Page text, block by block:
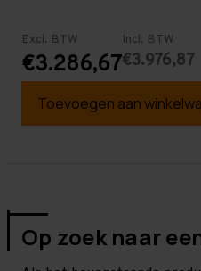
Excl. BTW
€3.286,67
Incl. BTW
€3.976,87
Toevoegen aan
Op zoek naar